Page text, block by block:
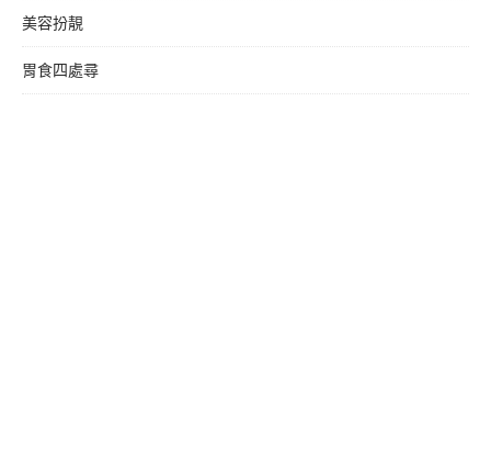
美容扮靚
胃食四處尋